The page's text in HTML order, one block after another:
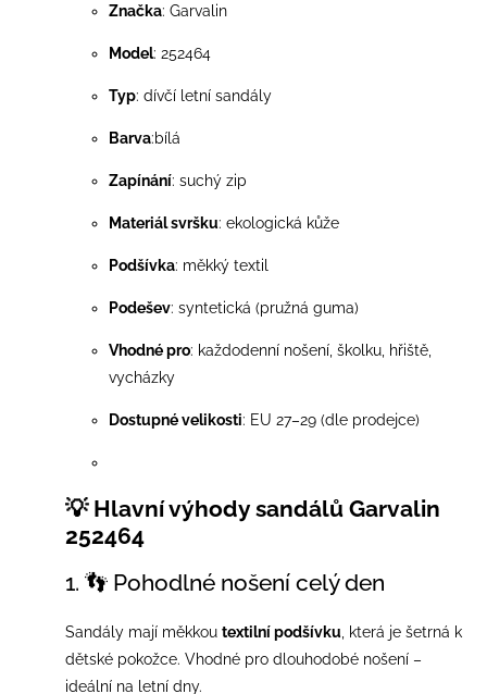
Značka: Garvalin
Model: 252464
Typ: dívčí letní sandály
Barva:bílá
Zapínání: suchý zip
Materiál svršku: ekologická kůže
Podšívka: měkký textil
Podešev: syntetická (pružná guma)
Vhodné pro: každodenní nošení, školku, hřiště,
vycházky
Dostupné velikosti: EU 27–29 (dle prodejce)
💡 Hlavní výhody sandálů Garvalin
252464
1. 👣 Pohodlné nošení celý den
Sandály mají měkkou textilní podšívku , která je šetrná k
dětské pokožce. Vhodné pro dlouhodobé nošení –
ideální na letní dny.